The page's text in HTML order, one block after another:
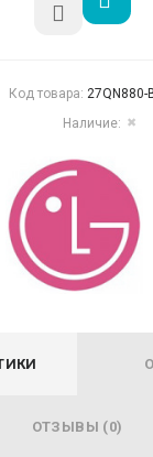
ОТЗЫВЫ (0)
Код товара: 27QN880-
Наличие: ✖